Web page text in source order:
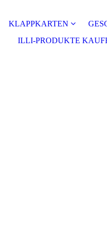
KLAPPKARTEN
ILLI-PRODUKTE